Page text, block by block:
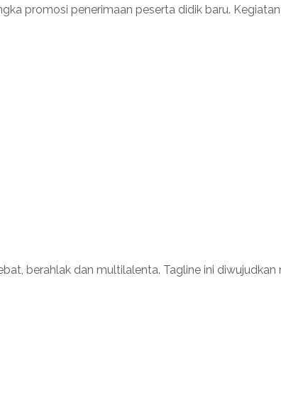
promosi penerimaan peserta didik baru.
berahlak dan multilalenta. Tagline ini